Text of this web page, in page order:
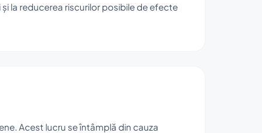
la reducerea riscurilor posibile de efecte
Acest lucru se întâmplă din cauza